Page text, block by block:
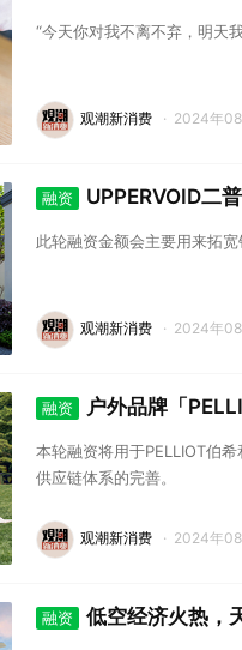
“今天你对我不离不弃，明天
观潮新消费 · 2024年
融资 UPPERVOID二
此轮融资金额会主要用来拓
观潮新消费 · 2024年
融资 户外品牌「
本轮融资将用于PELLIOT伯
供应链体系的完善。
观潮新消费 · 2024年
融资 低空经济火热，